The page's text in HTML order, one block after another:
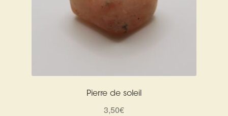
Pierre de soleil
3,50€